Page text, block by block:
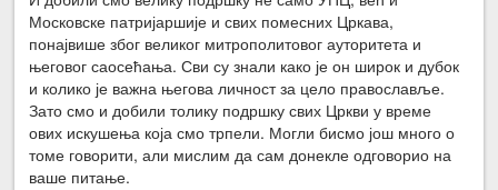
Московске патријаршије и свих помесних Цркава,
понајвише због великог митрополитовог ауторитета и
његовог саосећања. Сви су знали како је он широк и дубок
и колико је важна његова личност за цело православље.
Зато смо и добили толику подршку свих Цркви у време
ових искушења која смо трпели. Могли бисмо још много о
томе говорити, али мислим да сам донекле одговорио на
ваше питање.